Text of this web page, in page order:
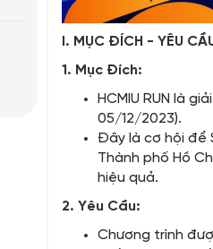
I. MỤC ĐÍCH - YÊU
1. Mục Đích:
HCMIU RUN là
05/12/2023).
Đây là cơ hội để
Thành phố Hồ
hiệu quả.
2. Yêu Cầu:
Chương trình